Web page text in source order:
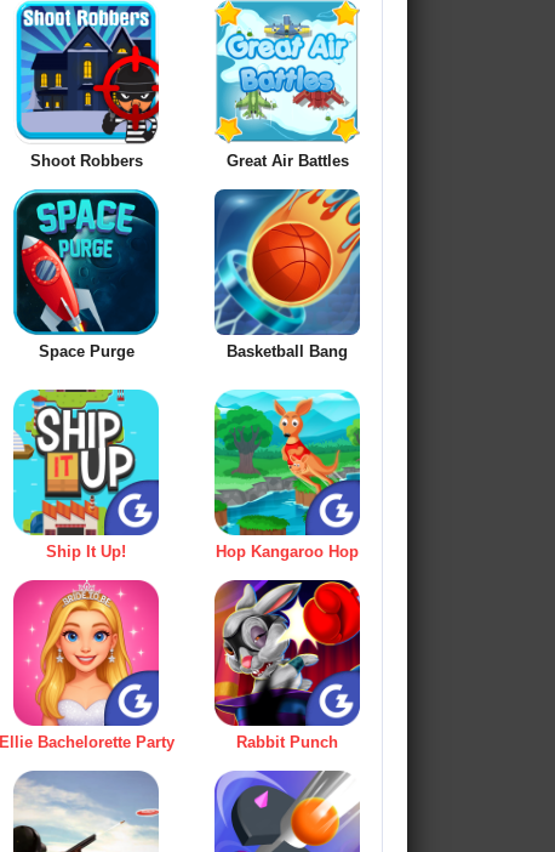
Shoot Robbers Great Air Battles
Space Purge Basketball Bang
Ship It Up! Hop Kangaroo Hop
Ellie Bachelorette Party Rabbit Punch